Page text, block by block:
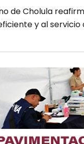
de Cholula
y al servicio